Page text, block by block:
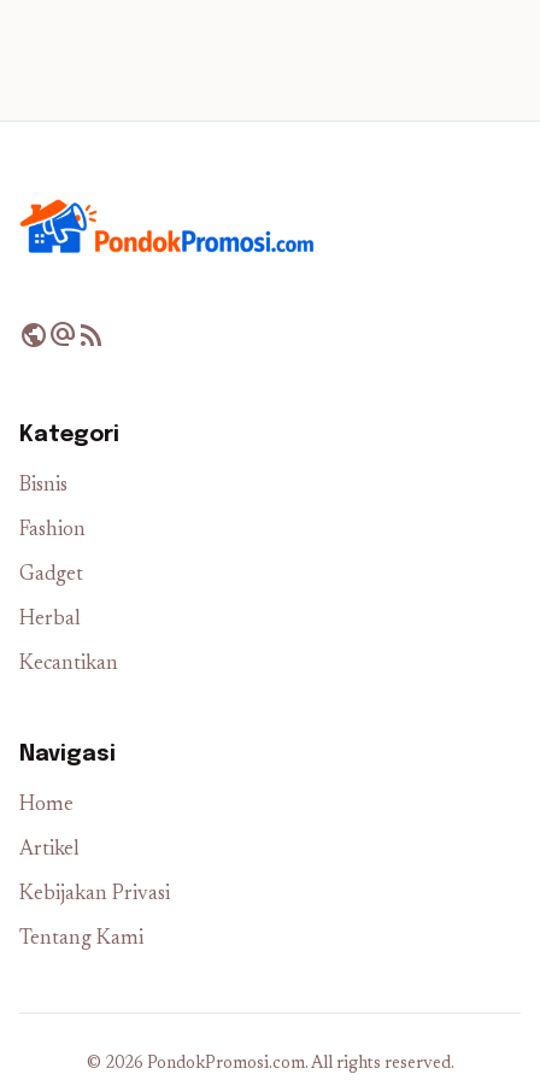
publicalternate_emailrss_feed
Kategori
Bisnis
Fashion
Gadget
Herbal
Kecantikan
Navigasi
Home
Artikel
Kebijakan Privasi
Tentang Kami
© 2026 PondokPromosi.com. All rights reserved.